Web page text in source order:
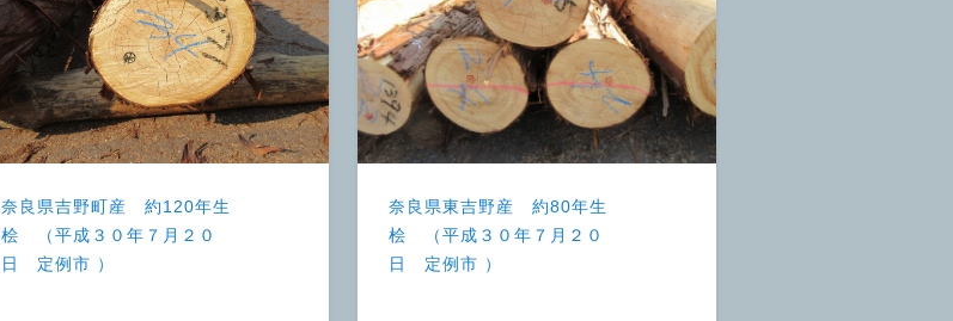
奈良県吉野町産 約120年生
桧 （平成３０年７月２０
日 定例市 ）
奈良県東吉野産 約80年生
桧 （平成３０年７月２０
日 定例市 ）